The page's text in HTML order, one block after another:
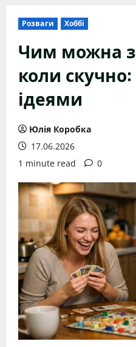
Розваги Хоббі
Чим можна
коли
ідеями
Юлія Коробка
17.06.2026
1 minute read
0